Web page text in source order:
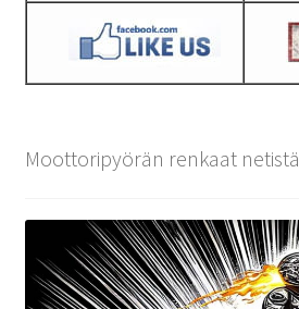
Moottoripyörän renkaat netistä